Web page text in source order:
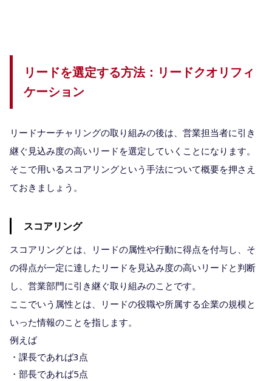
リードを選定する方法：リードクオリフィ
ケーション
リードナーチャリングの取り組みの後は、営業担当者に引き
継ぐ見込み度の高いリードを選定していくことになります。
そこで用いるスコアリングという手法について概要を押さえ
ておきましょう。
スコアリング
スコアリングとは、リードの属性や行動に得点を付与し、そ
の得点が一定に達したリードを見込み度の高いリードと判断
し、営業部門に引き継ぐ取り組みのことです。
ここでいう属性とは、リードの役職や所属する企業の規模と
いった情報のことを指します。
例えば
・課長であれば3点
・部長であれば5点